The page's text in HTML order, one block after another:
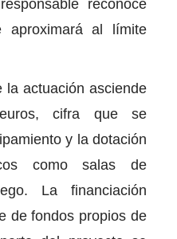
reconoce
aproximará al límite
la actuación asciende
cifra que se
y la dotación
como salas de
La financiación
de fondos propios de